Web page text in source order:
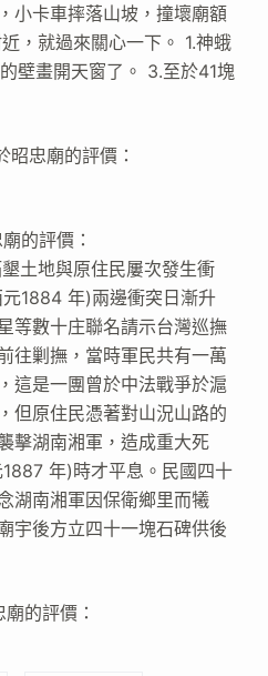
小卡車摔落山坡，撞壞廟額
，就過來關心一下。 1.神蛾
壁畫開天窗了。 3.至於41塊
忠廟的評價：
的評價：
土地與原住民屢次發生衝
1884 年)兩邊衝突日漸升
等數十庄聯名請示台灣巡撫
往剿撫，當時軍民共有一萬
這是一團曾於中法戰爭於滬
但原住民憑著對山況山路的
擊湖南湘軍，造成重大死
年)時才平息。民國四十
湖南湘軍因保衛鄉里而犧
宇後方立四十一塊石碑供後
的評價：